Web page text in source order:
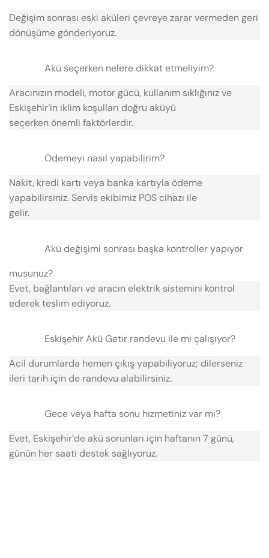
Değişim sonrası eski aküleri çevreye zarar vermeden geri
dönüşüme gönderiyoruz.
Akü seçerken nelere dikkat etmeliyim?
Aracınızın modeli, motor gücü, kullanım sıklığınız ve
Eskişehir’in iklim koşulları doğru aküyü
seçerken önemli faktörlerdir.
Ödemeyi nasıl yapabilirim?
Nakit, kredi kartı veya banka kartıyla ödeme
yapabilirsiniz. Servis ekibimiz POS cihazı ile
gelir.
Akü değişimi sonrası başka kontroller yapıyor
musunuz?
Evet, bağlantıları ve aracın elektrik sistemini kontrol
ederek teslim ediyoruz.
Eskişehir Akü Getir randevu ile mi çalışıyor?
Acil durumlarda hemen çıkış yapabiliyoruz; dilerseniz
ileri tarih için de randevu alabilirsiniz.
Gece veya hafta sonu hizmetiniz var mı?
Evet, Eskişehir’de akü sorunları için haftanın 7 günü,
günün her saati destek sağlıyoruz.